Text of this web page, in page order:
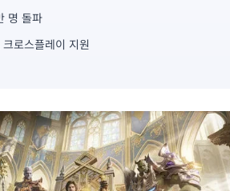
명 돌파
로스플레이 지원